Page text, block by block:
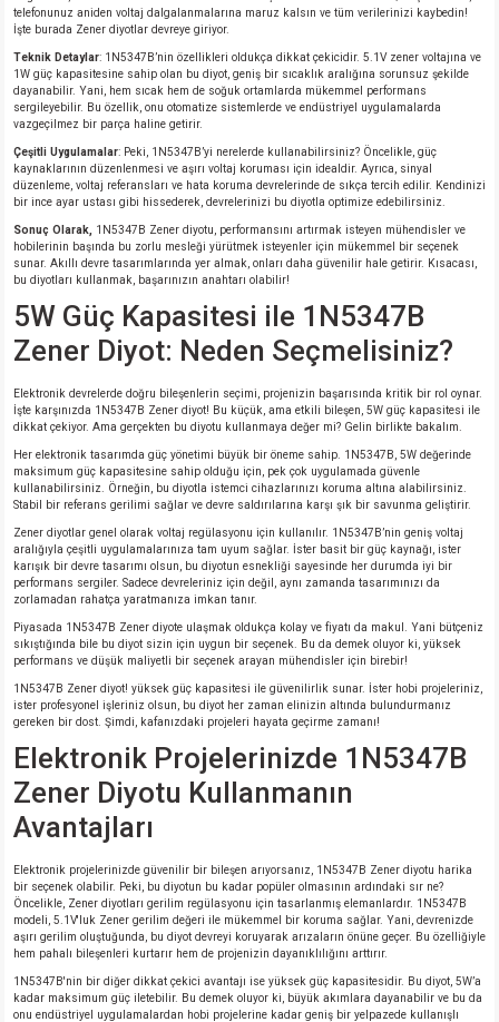
MARKA)
telefonunuz aniden voltaj dalgalanmalarına maruz kalsın ve tüm verilerinizi kaybedin!
İşte burada Zener diyotlar devreye giriyor.
Teknik Detaylar: 1N5347B’nin özellikleri oldukça dikkat çekicidir. 5.1V zener voltajına ve
1W güç kapasitesine sahip olan bu diyot, geniş bir sıcaklık aralığına sorunsuz şekilde
dayanabilir. Yani, hem sıcak hem de soğuk ortamlarda mükemmel performans
sergileyebilir. Bu özellik, onu otomatize sistemlerde ve endüstriyel uygulamalarda
vazgeçilmez bir parça haline getirir.
Çeşitli Uygulamalar: Peki, 1N5347B’yi nerelerde kullanabilirsiniz? Öncelikle, güç
kaynaklarının düzenlenmesi ve aşırı voltaj koruması için idealdir. Ayrıca, sinyal
düzenleme, voltaj referansları ve hata koruma devrelerinde de sıkça tercih edilir. Kendinizi
bir ince ayar ustası gibi hissederek, devrelerinizi bu diyotla optimize edebilirsiniz.
Sonuç Olarak,
1N5347B Zener diyotu, performansını artırmak isteyen mühendisler ve
hobilerinin başında bu zorlu mesleği yürütmek isteyenler için mükemmel bir seçenek
sunar. Akıllı devre tasarımlarında yer almak, onları daha güvenilir hale getirir. Kısacası,
bu diyotları kullanmak, başarınızın anahtarı olabilir!
5W Güç Kapasitesi ile 1N5347B
Zener Diyot: Neden Seçmelisiniz?
Elektronik devrelerde doğru bileşenlerin seçimi, projenizin başarısında kritik bir rol oynar.
İşte karşınızda 1N5347B Zener diyot! Bu küçük, ama etkili bileşen, 5W güç kapasitesi ile
dikkat çekiyor. Ama gerçekten bu diyotu kullanmaya değer mi? Gelin birlikte bakalım.
Her elektronik tasarımda güç yönetimi büyük bir öneme sahip. 1N5347B, 5W değerinde
maksimum güç kapasitesine sahip olduğu için, pek çok uygulamada güvenle
kullanabilirsiniz. Örneğin, bu diyotla istemci cihazlarınızı koruma altına alabilirsiniz.
Stabil bir referans gerilimi sağlar ve devre saldırılarına karşı şık bir savunma geliştirir.
Zener diyotlar genel olarak voltaj regülasyonu için kullanılır. 1N5347B’nin geniş voltaj
aralığıyla çeşitli uygulamalarınıza tam uyum sağlar. İster basit bir güç kaynağı, ister
karışık bir devre tasarımı olsun, bu diyotun esnekliği sayesinde her durumda iyi bir
performans sergiler. Sadece devreleriniz için değil, aynı zamanda tasarımınızı da
zorlamadan rahatça yaratmanıza imkan tanır.
Piyasada 1N5347B Zener diyote ulaşmak oldukça kolay ve fiyatı da makul. Yani bütçeniz
sıkıştığında bile bu diyot sizin için uygun bir seçenek. Bu da demek oluyor ki, yüksek
performans ve düşük maliyetli bir seçenek arayan mühendisler için birebir!
1N5347B Zener diyot! yüksek güç kapasitesi ile güvenilirlik sunar. İster hobi projeleriniz,
ister profesyonel işleriniz olsun, bu diyot her zaman elinizin altında bulundurmanız
gereken bir dost. Şimdi, kafanızdaki projeleri hayata geçirme zamanı!
Elektronik Projelerinizde 1N5347B
Zener Diyotu Kullanmanın
Avantajları
Elektronik projelerinizde güvenilir bir bileşen arıyorsanız, 1N5347B Zener diyotu harika
bir seçenek olabilir. Peki, bu diyotun bu kadar popüler olmasının ardındaki sır ne?
Öncelikle, Zener diyotları gerilim regülasyonu için tasarlanmış elemanlardır. 1N5347B
modeli, 5.1V'luk Zener gerilim değeri ile mükemmel bir koruma sağlar. Yani, devrenizde
aşırı gerilim oluştuğunda, bu diyot devreyi koruyarak arızaların önüne geçer. Bu özelliğiyle
hem pahalı bileşenleri kurtarır hem de projenizin dayanıklılığını arttırır.
1N5347B'nin bir diğer dikkat çekici avantajı ise yüksek güç kapasitesidir. Bu diyot, 5W’a
kadar maksimum güç iletebilir. Bu demek oluyor ki, büyük akımlara dayanabilir ve bu da
onu endüstriyel uygulamalardan hobi projelerine kadar geniş bir yelpazede kullanışlı